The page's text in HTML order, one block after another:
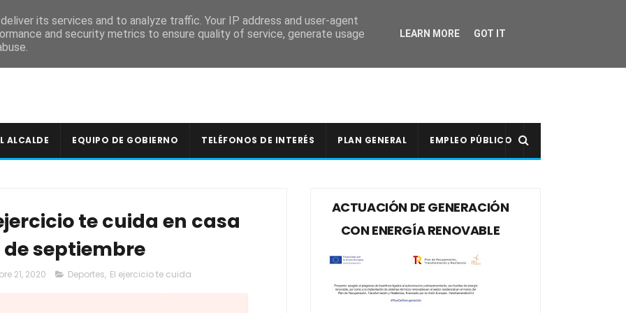
ALCALDE EQUIPO DE GOBIERNO TELÉFONOS DE INTERÉS PLAN GENERAL EMPLEO PÚBLICO
te cuida en casa
de septiembre
21, 2020 Deportes, El ejercicio te cuida
ACTUACIÓN DE GENERACIÓN
CON ENERGÍA RENOVABLE
its services and to analyze traffic. Your IP address and user-agent
and security metrics to ensure quality of service, generate usage
LEARN MORE GOT IT